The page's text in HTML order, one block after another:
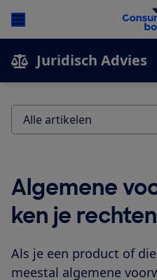
Juridisch Advies
Algemene
ken je rechten
Als je een product of
meestal algemene
Alle artikelen